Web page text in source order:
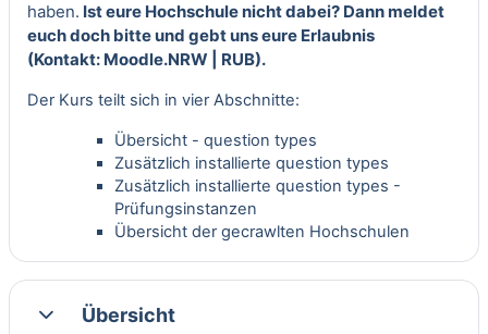
haben. Ist eure Hochschule nicht dabei? Dann meldet
euch doch bitte und gebt uns eure Erlaubnis
(Kontakt: Moodle.NRW | RUB).
Der Kurs teilt sich in vier Abschnitte:
Übersicht - question types
Zusätzlich installierte question types
Zusätzlich installierte question types -
Prüfungsinstanzen
Übersicht der gecrawlten Hochschulen
EinklappenÜbersicht